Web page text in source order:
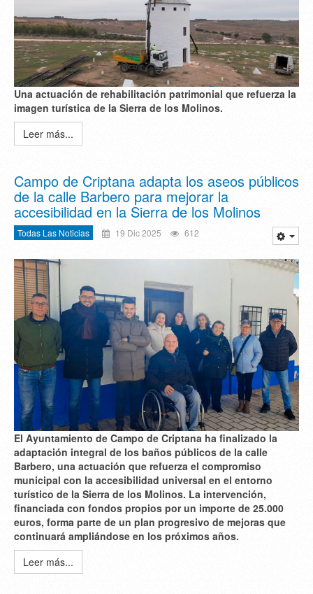
Una actuación de rehabilitación patrimonial que refuerza la
imagen turística de la Sierra de los Molinos.
Leer más...
Campo de Criptana adapta los aseos públicos
de la calle Barbero para mejorar la
accesibilidad en la Sierra de los Molinos
Todas Las Noticias 19 Dic 2025 612
El Ayuntamiento de Campo de Criptana ha finalizado la
adaptación integral de los baños públicos de la calle
Barbero, una actuación que refuerza el compromiso
municipal con la accesibilidad universal en el entorno
turístico de la Sierra de los Molinos. La intervención,
financiada con fondos propios por un importe de 25.000
euros, forma parte de un plan progresivo de mejoras que
continuará ampliándose en los próximos años.
Leer más...